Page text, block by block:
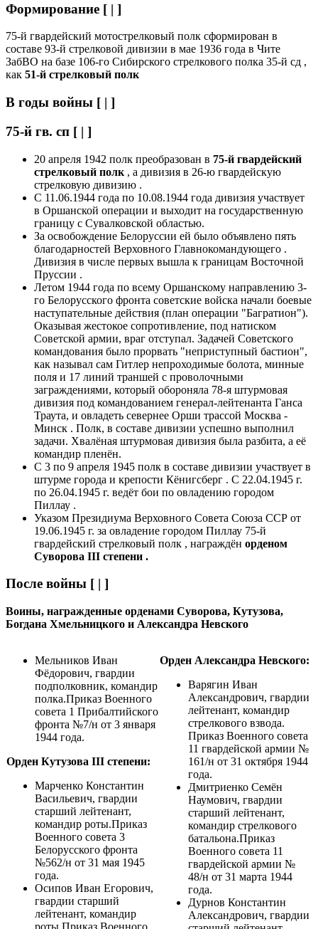
Формирование [ | ]
75-й гвардейский мотострелковый полк сформирован в
составе 93-й стрелковой дивизии в мае 1936 года в Чите
ЗабВО на базе 106-го Сибирского стрелкового полка 35-й сд ,
как 51-й стрелковый полк
В годы войны [ | ]
75-й гв. сп [ | ]
20 апреля 1942 полк преобразован в 75-й гвардейский
стрелковый полк , а дивизия в 26-ю гвардейскую
стрелковую дивизию .
С 11.06.1944 года по 10.08.1944 года дивизия участвует
в Оршанской операции и выходит на государственную
границу с Сувалковской областью.
За освобождение Белоруссии ей было объявлено пять
благодарностей Верховного Главнокомандующего .
Дивизия в числе первых вышла к границам Восточной
Пруссии .
Летом 1944 года по всему Оршанскому направлению 3-
го Белорусского фронта советские войска начали боевые
наступательные действия (план операции "Багратион").
Оказывая жестокое сопротивление, под натиском
Советской армии, враг отступал. Задачей Советского
командования было прорвать "неприступный бастион",
как называл сам Гитлер непроходимые болота, минные
поля и 17 линий траншей с проволочными
заграждениями, который обороняла 78-я штурмовая
дивизия под командованием генерал-лейтенанта Ганса
Траута, и овладеть севернее Орши трассой Москва -
Минск . Полк, в составе дивизии успешно выполнил
задачи. Хвалёная штурмовая дивизия была разбита, а её
командир пленён.
С 3 по 9 апреля 1945 полк в составе дивизии участвует в
штурме города и крепости Кёнигсберг . С 22.04.1945 г.
по 26.04.1945 г. ведёт бои по овладению городом
Пиллау .
Указом Президиума Верховного Совета Союза ССР от
19.06.1945 г. за овладение городом Пиллау 75-й
гвардейский стрелковый полк , награждён орденом
Суворова III степени .
После войны [ | ]
Воины, награжденные орденами Суворова, Кутузова,
Богдана Хмельницкого и Александра Невского
Мельников Иван
Фёдорович, гвардии
подполковник, командир
полка.Приказ Военного
совета 1 Прибалтийского
фронта №7/н от 3 января
1944 года.
Орден Кутузова III степени:
Марченко Константин
Васильевич, гвардии
старший лейтенант,
командир роты.Приказ
Военного совета 3
Белорусского фронта
№562/н от 31 мая 1945
года.
Осипов Иван Егорович,
гвардии старший
лейтенант, командир
роты.Приказ Военного
Орден Александра Невского:
Варягин Иван
Александрович, гвардии
лейтенант, командир
стрелкового взвода.
Приказ Военного совета
11 гвардейской армии №
161/н от 31 октября 1944
года.
Дмитриенко Семён
Наумович, гвардии
старший лейтенант,
командир стрелкового
батальона.Приказ
Военного совета 11
гвардейской армии №
48/н от 31 марта 1944
года.
Дурнов Константин
Александрович, гвардии